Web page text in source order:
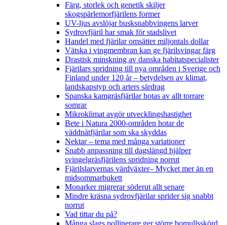
Färg, storlek och genetik skiljer
skogspärlemorfjärilens former
UV-ljus avslöjar busksnabbvingens larver
Sydrovfjäril har smak för stadslivet
Handel med fjärilar omsätter miljontals dollar
Vätska i vingmembran kan ge fjärilsvingar färg
Drastisk minskning av danska habitatspecialister
Fjärilars spridning till nya områden i Sverige och
Finland under 120 år– betydelsen av klimat,
landskapstyp och arters särdrag
Spanska kamgräsfjärilar hotas av allt torrare
somrar
Mikroklimat avgör utvecklingshastighet
Bete i Natura 2000-områden hotar de
väddnätfjärilar som ska skyddas
Nektar – tema med många variationer
Snabb anpassning till dagslängd hjälper
svingelgräsfjärilens spridning norrut
Fjärilslarvernas värdväxter– Mycket mer än en
midsommarbukett
Monarker migrerar söderut allt senare
Mindre kräsna sydrovfjärilar sprider sig snabbt
norrut
Vad tittar du på?
Många slags pollinerare ger större bomullsskörd